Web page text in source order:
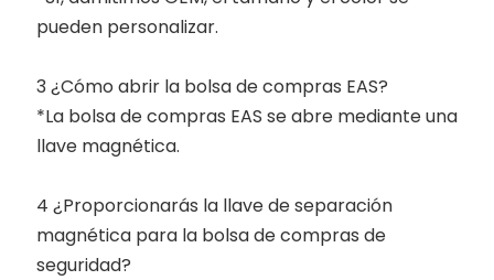
pueden personalizar.
3 ¿Cómo abrir la bolsa de compras EAS?
*La bolsa de compras EAS se abre mediante una
llave magnética.
4 ¿Proporcionarás la llave de separación
magnética para la bolsa de compras de
seguridad?